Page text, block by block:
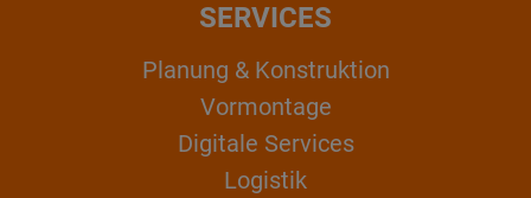
SERVICES
Planung & Konstruktion
Vormontage
Digitale Services
Logistik